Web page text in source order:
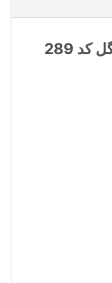
289